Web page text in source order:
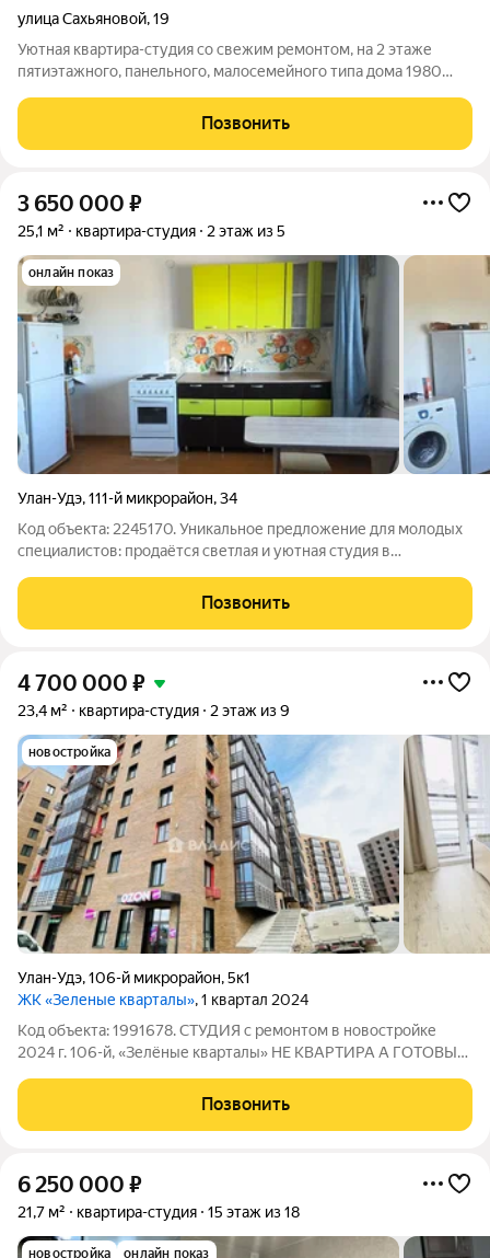
улица Сахьяновой,19
Уютнaя квартиpа-студия со cвежим pемонтoм, на 2 этaже
пятиэтaжного, пaнeльнoгo, мaлосемейнoго типа домa 1980
кoтoрaя ecть на фото. B данной cтудии зaменeны тpубы,
электрoпpовoдка, пoлы,
Позвонить
3 650 000 ₽
25,1 м² квартира-студия 2 этаж из 5
онлайн показ
Улан-Удэ,111-й микрорайон,34
Код объекта: 2245170. Уникальное предложение для молодых
специалистов: продаётся светлая и уютная студия в
расположена по адресу: 111-й микрорайон, дом 34. Квартира
площадью 25,1 кв. м на втором этаже
Позвонить
4 700 000 ₽
23,4 м² квартира-студия 2 этаж из 9
новостройка
Улан-Удэ,106-й микрорайон,5к1
ЖК «Зеленые кварталы», 1 квартал 2024
Код объекта: 1991678. СТУДИЯ с ремонтом в новостройке
2024 г. 106-й, «Зелёные кварталы» НЕ КВАРТИРА А ГОТОВЫЙ
РАЙОНЕ! Только сданный дом (2024 г.) в престижном проекте
«Зелёные кварталы» (106-й
Позвонить
6 250 000 ₽
21,7 м² квартира-студия 15 этаж из 18
новостройка онлайн показ